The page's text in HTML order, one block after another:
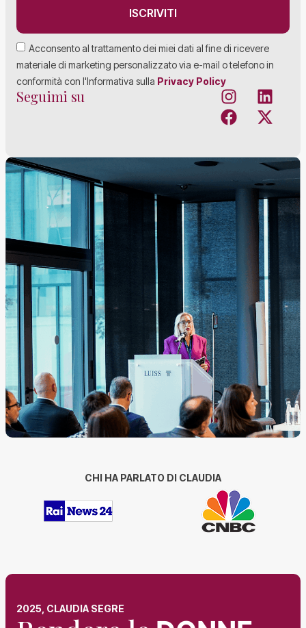
Acconsento al trattamento dei miei dati al fine di ricevere
materiale di marketing personalizzato via e-mail o telefono in
conformità con l'Informativa sulla Privacy Policy
ISCRIVITI
Seguimi su
CHI HA PARLATO DI CLAUDIA
2025, CLAUDIA SEGRE